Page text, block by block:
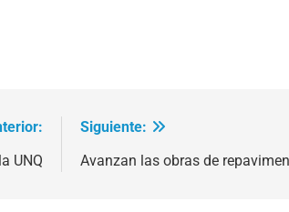
UNQ
Siguiente:
Avanzan las obras de